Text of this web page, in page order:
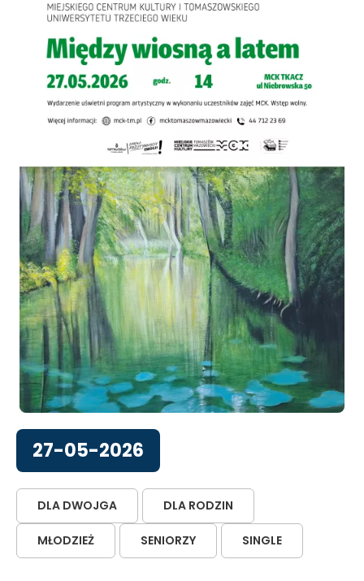
27-05-2026
DLA DWOJGA DLA RODZIN
MŁODZIEŻ SENIORZY SINGLE